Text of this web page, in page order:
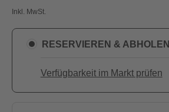
Inkl. MwSt.
RESERVIEREN & ABHOLEN
Verfügbarkeit im Markt prüfen